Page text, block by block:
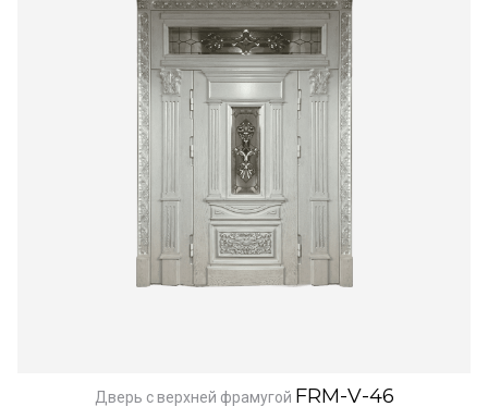
Дверь с верхней фрамугой FRM-V-46